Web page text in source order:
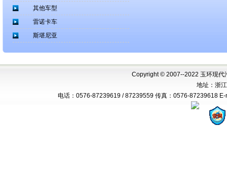
其他车型
雷诺卡车
斯堪尼亚
Copyright © 2007--2022 玉环现
地址：浙
电话：0576-87239619 / 87239559 传真：0576-87239618